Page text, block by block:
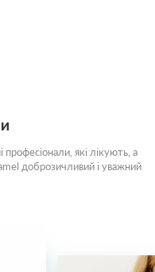
які лікують, а
доброзичливий і уважний